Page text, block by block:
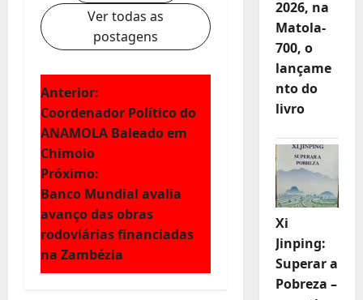
Ver todas as
postagens
N
a
v
e
g
a
Anterior:
Coordenador Político do
ANAMOLA Baleado em
Chimoio
Próximo:
Banco Mundial avalia
avanço das obras
rodoviárias financiadas
na Zambézia
2026, na
Matola-
700, o
lançame
nto do
livro
Xi
Jinping:
Superar a
Pobreza –